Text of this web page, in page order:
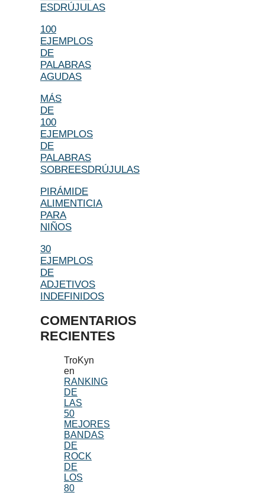
ESDRÚJULAS
100
EJEMPLOS
DE
PALABRAS
AGUDAS
MÁS
DE
100
EJEMPLOS
DE
PALABRAS
SOBREESDRÚJULAS
PIRÁMIDE
ALIMENTICIA
PARA
NIÑOS
30
EJEMPLOS
DE
ADJETIVOS
INDEFINIDOS
COMENTARIOS
RECIENTES
TroKyn
en
RANKING
DE
LAS
50
MEJORES
BANDAS
DE
ROCK
DE
LOS
80